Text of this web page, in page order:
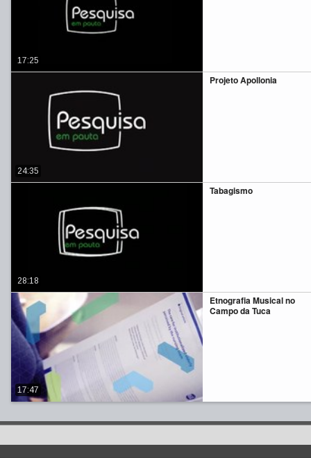
17:25
Projeto Apollonia
24:35
Tabagismo
28:18
Etnografia Musical no
Campo da Tuca
17:47